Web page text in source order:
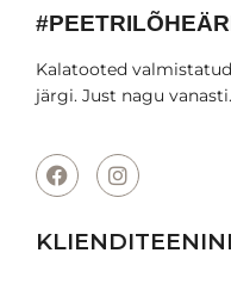
Kalatooted
järgi. Just nagu vanasti.